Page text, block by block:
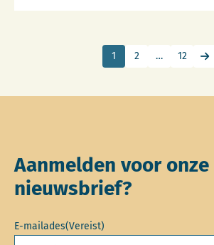
1 2 … 12
Aanmelden voor onze
nieuwsbrief?
E-mailades(Vereist)